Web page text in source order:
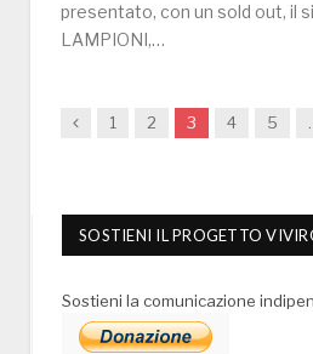
presentato, con un sold out, il
LAMPIONI,…
Previous
1 2 3 4 5
SOSTIENI IL PROGETTO
Sostieni la comunicazione